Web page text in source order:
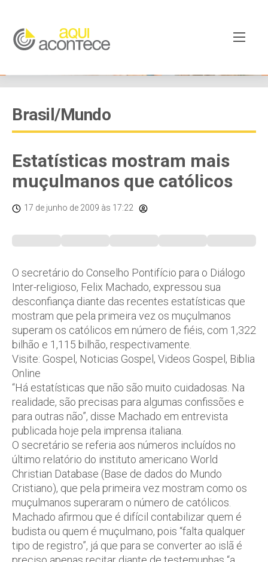
Brasil/Mundo
Estatísticas mostram mais
muçulmanos que católicos
17 de junho de 2009 às 17:22
O secretário do Conselho Pontifício para o Diálogo
Inter-religioso, Felix Machado, expressou sua
desconfiança diante das recentes estatísticas que
mostram que pela primeira vez os muçulmanos
superam os católicos em número de fiéis, com 1,322
bilhão e 1,115 bilhão, respectivamente.
Visite: Gospel, Noticias Gospel, Videos Gospel, Biblia
Online
“Há estatísticas que não são muito cuidadosas. Na
realidade, são precisas para algumas confissões e
para outras não”, disse Machado em entrevista
publicada hoje pela imprensa italiana.
O secretário se referia aos números incluídos no
último relatório do instituto americano World
Christian Database (Base de dados do Mundo
Cristiano), que pela primeira vez mostram como os
muçulmanos superaram o número de católicos.
Machado afirmou que é difícil contabilizar quem é
budista ou quem é muçulmano, pois “falta qualquer
tipo de registro”, já que para se converter ao islã é